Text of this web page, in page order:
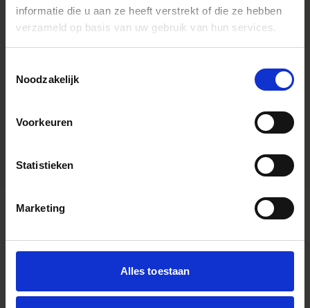
informatie die u aan ze heeft verstrekt of die ze hebben
verzameld op basis van uw gebruik van hun services.
Noodzakelijk
Voorkeuren
Statistieken
Marketing
Alles toestaan
Caractéristiques
* All figures calculated by L-Mount.
Product name includes "DG" when
the lens is designed to deliver the
cameras with full-frame sensors